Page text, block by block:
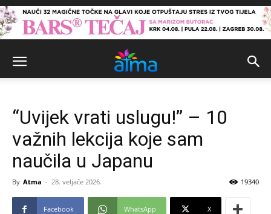
“Uvijek vrati uslugu!” – 10
važnih lekcija koje sam
naučila u Japanu
By Atma - 28. veljače 2026. 19340
Facebook WhatsApp X